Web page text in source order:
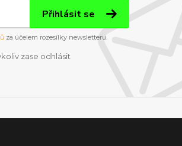
Přihlásit se
za účelem rozesílky newsletteru.
zase odhlásit